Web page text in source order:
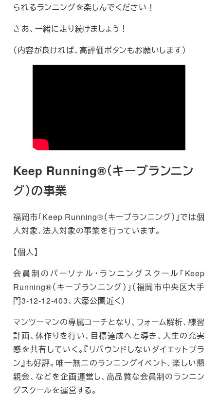
られるランニングを楽しんでください！
さあ、一緒に走り続けましょう！
（内容が良ければ、高評価ボタンもお願いします）
Keep Running®（キープランニン
グ）の事業
福岡市「Keep Running®（キープランニング）」では個
人対象、法人対象の事業を行っています。
【個人】
会員制のパーソナル・ランニングスクール「Keep
Running®（キープランニング）」（福岡市中央区大手
門3-12-12-403、大濠公園近く）
マンツーマンの専属コーチとなり、フォーム解析、練習
計画、体作りを行い、目標達成へと導き、人生の充実
感を共有していく。『リバウンドしないダイエットプラ
ン』も好評。唯一無二のランニングイベント、楽しい懇
親会、などを企画運営し、高品質な会員制のランニン
グスクールを運営する。